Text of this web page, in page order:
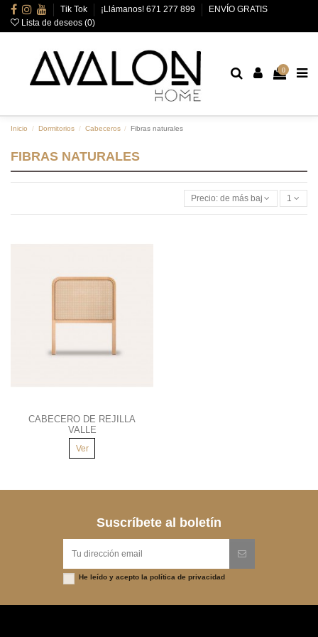
Tik Tok ¡Llámanos! 671 277 899
ENVÍO GRATIS
Lista de deseos (0)
0
Inicio Dormitorios Cabeceros Fibras naturales
FIBRAS NATURALES
Precio: de más bajo a más alto
1
CABECERO DE REJILLA
VALLE
Ver
Suscríbete al boletín
He leído y acepto la política de privacidad